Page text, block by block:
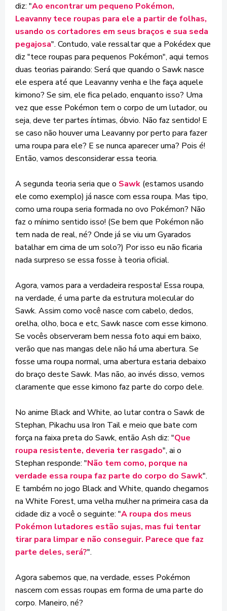
diz: "Ao encontrar um pequeno Pokémon,
Leavanny tece roupas para ele a partir de folhas,
usando os cortadores em seus braços e sua seda
pegajosa". Contudo, vale ressaltar que a Pokédex que
diz "tece roupas para pequenos Pokémon", aqui temos
duas teorias pairando: Será que quando o Sawk nasce
ele espera até que Leavanny venha e lhe faça aquele
kimono? Se sim, ele fica pelado, enquanto isso? Uma
vez que esse Pokémon tem o corpo de um lutador, ou
seja, deve ter partes íntimas, óbvio. Não faz sentido! E
se caso não houver uma Leavanny por perto para fazer
uma roupa para ele? E se nunca aparecer uma? Pois é!
Então, vamos desconsiderar essa teoria.
A segunda teoria seria que o Sawk (estamos usando
ele como exemplo) já nasce com essa roupa. Mas tipo,
como uma roupa seria formada no ovo Pokémon? Não
faz o mínimo sentido isso! (Se bem que Pokémon não
tem nada de real, né? Onde já se viu um Gyarados
batalhar em cima de um solo?) Por isso eu não ficaria
nada surpreso se essa fosse à teoria oficial.
Agora, vamos para a verdadeira resposta! Essa roupa,
na verdade, é uma parte da estrutura molecular do
Sawk. Assim como você nasce com cabelo, dedos,
orelha, olho, boca e etc, Sawk nasce com esse kimono.
Se vocês observeram bem nessa foto aqui em baixo,
verão que nas mangas dele não há uma abertura. Se
fosse uma roupa normal, uma abertura estaria debaixo
do braço deste Sawk. Mas não, ao invés disso, vemos
claramente que esse kimono faz parte do corpo dele.
No anime Black and White, ao lutar contra o Sawk de
Stephan, Pikachu usa Iron Tail e meio que bate com
força na faixa preta do Sawk, então Ash diz: "Que
roupa resistente, deveria ter rasgado", ai o
Stephan responde: "Não tem como, porque na
verdade essa roupa faz parte do corpo do Sawk".
E também no jogo Black and White, quando chegamos
na White Forest, uma velha mulher na primeira casa da
cidade diz a você o seguinte: "A roupa dos meus
Pokémon lutadores estão sujas, mas fui tentar
tirar para limpar e não conseguir. Parece que faz
parte deles, será?".
Agora sabemos que, na verdade, esses Pokémon
nascem com essas roupas em forma de uma parte do
corpo. Maneiro, né?